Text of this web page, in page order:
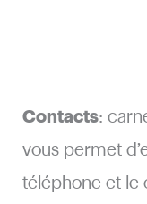
Contacts:
vous permet
téléphone et le